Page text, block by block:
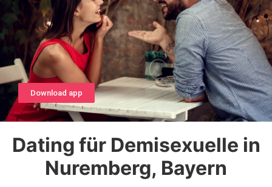
Download app
Dating für Demisexuelle in
Nuremberg, Bayern